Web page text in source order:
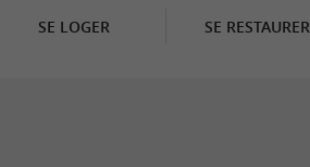
SE LOGER SE RESTAURER